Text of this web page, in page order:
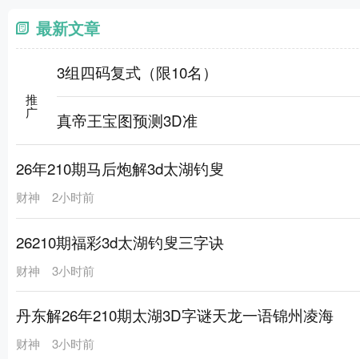
最新文章
推广
3组四码复式（限10名）
真帝王宝图预测3D准
26年210期马后炮解3d太湖钓叟
财神 2小时前
26210期福彩3d太湖钓叟三字诀
财神 3小时前
丹东解26年210期太湖3D字谜天龙一语锦州凌海
财神 3小时前